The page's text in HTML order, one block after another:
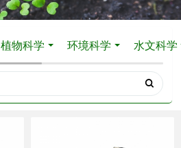
植物科学 环境科学 水文科学